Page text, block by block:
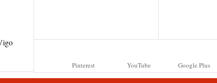
Pinterest YouTube Google Plus